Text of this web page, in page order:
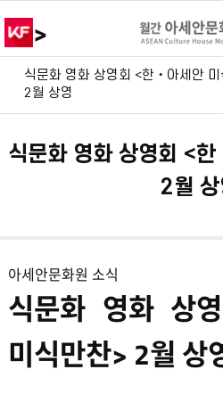
>
식문화 영화 상영회 <한‧아세안 미
2월 상영
식문화 영화 상영회 <
2월 상
아세안문화원 소식
식문화 영화 상
미식만찬> 2월 상